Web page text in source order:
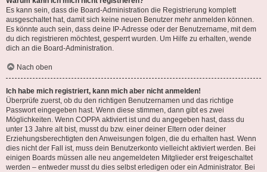
Es kann sein, dass die Board-Administration die Registrierung komplett
ausgeschaltet hat, damit sich keine neuen Benutzer mehr anmelden können.
Es könnte auch sein, dass deine IP-Adresse oder der Benutzername, mit dem
du dich registrieren möchtest, gesperrt wurden. Um Hilfe zu erhalten, wende
dich an die Board-Administration.
Nach oben
Ich habe mich registriert, kann mich aber nicht anmelden!
Überprüfe zuerst, ob du den richtigen Benutzernamen und das richtige
Passwort eingegeben hast. Wenn diese stimmen, dann gibt es zwei
Möglichkeiten. Wenn COPPA aktiviert ist und du angegeben hast, dass du
unter 13 Jahre alt bist, musst du bzw. einer deiner Eltern oder deiner
Erziehungsberechtigten den Anweisungen folgen, die du erhalten hast. Wenn
dies nicht der Fall ist, muss dein Benutzerkonto vielleicht aktiviert werden. Bei
einigen Boards müssen alle neu angemeldeten Mitglieder erst freigeschaltet
werden – entweder musst du dies selbst erledigen oder ein Administrator. Bei